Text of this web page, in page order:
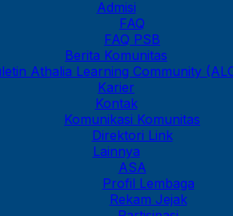
Admisi
FAQ
FAQ PSB
Berita Komunitas
Athalia Learning Community
Karier
Kontak
Komunikasi Komunitas
Direktori Link
Lainnya
ASA
Profil Lembaga
Rekam Jejak